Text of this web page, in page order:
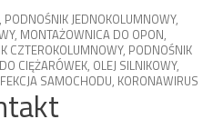
, PODNOŚNIK JEDNOKOLUMNOWY,
, MONTAŻOWNICA DO OPON,
CZTEROKOLUMNOWY, PODNOŚNIK
CIĘŻARÓWEK, OLEJ SILNIKOWY,
SAMOCHODU, KORONAWIRUS